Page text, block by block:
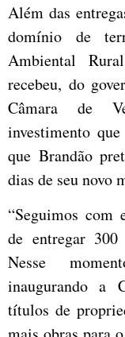
Além das
domínio de
Ambiental
recebeu, do
Câmara de
investimento
que Brandão
dias de seu novo
“Seguimos com
de entregar
Nesse
inaugurando a
títulos de